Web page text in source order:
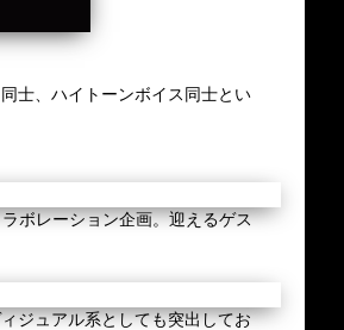
士、ハイトーンボイス同士とい
ボレーション企画。迎えるゲス
ジュアル系としても突出してお